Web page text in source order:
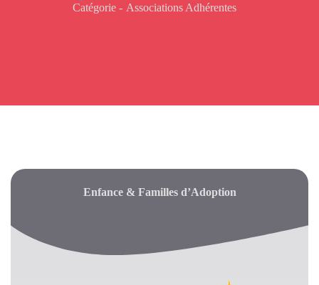
Catégorie - Associations Adhérentes
Enfance & Familles d’Adoption